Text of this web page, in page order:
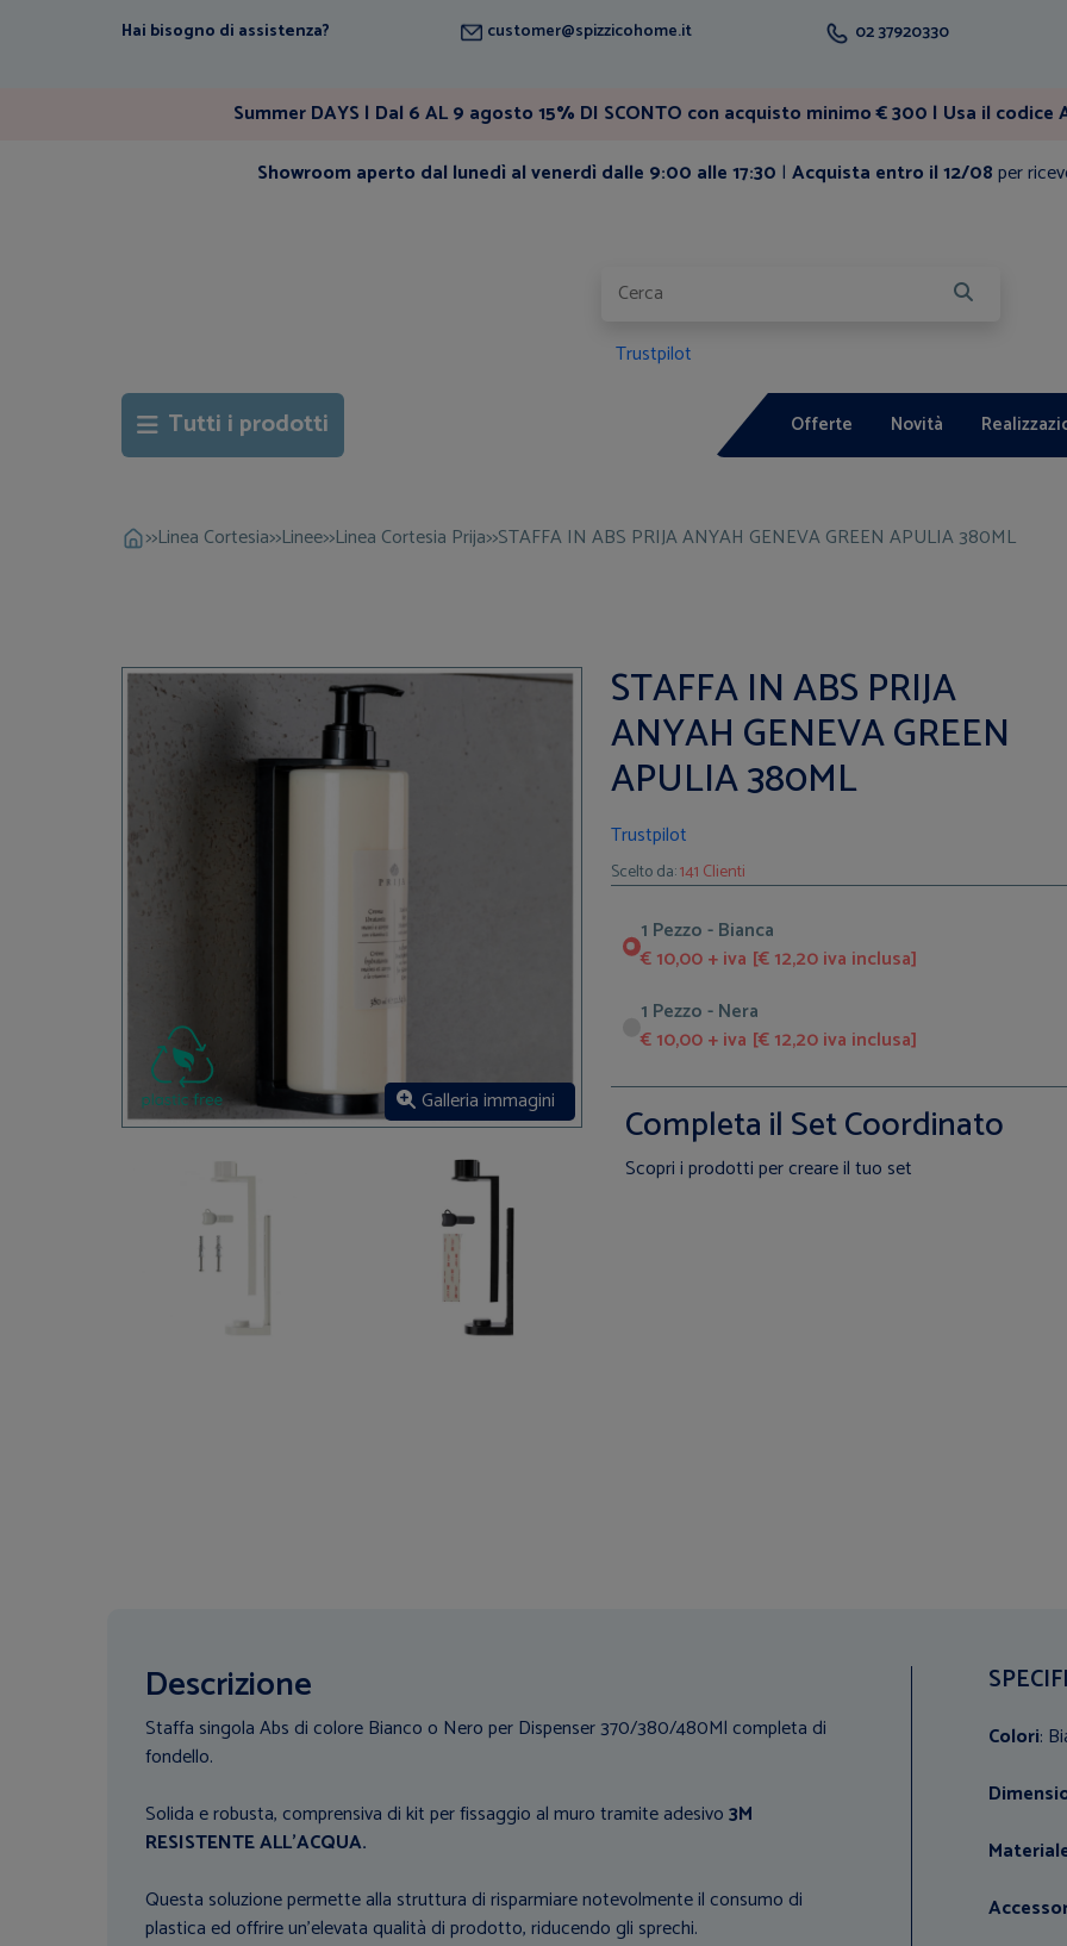
Hai bisogno di assistenza? customer@spizzicohome.it 02 37920330
Summer DAYS | Dal 6 AL 9 agosto 15% DI SCONTO con acquisto minimo € 300 | Usa il codice
Showroom aperto dal lunedì al venerdì dalle 9:00 alle 17:30 | Acquista entro il 12/08per
Trustpilot
Tutti i prodotti Offerte Novità
>>Linea Cortesia>>Linee>>Linea Cortesia Prija>>STAFFA IN ABS PRIJA ANYAH GENEVA GREEN APULIA 380ML
Galleria immagini
STAFFA IN ABS PRIJA
ANYAH GENEVA GREEN
APULIA 380ML
Trustpilot
Scelto da:141 Clienti
1 Pezzo - Bianca
€ 10,00 + iva [€ 12,20 iva inclusa]
1 Pezzo - Nera
€ 10,00 + iva [€ 12,20 iva inclusa]
Completa il Set Coordinato
Scopri i prodotti per creare il tuo set
Descrizione
Staffa singola Abs di colore Bianco o Nero per Dispenser 370/380/480Ml completa di
fondello.
Solida e robusta, comprensiva di kit per fissaggio al muro tramite adesivo3M
RESISTENTE ALL'ACQUA.
Questa soluzione permette alla struttura di risparmiare notevolmente il consumo di
plastica ed offrire un'elevata qualità di prodotto, riducendo gli sprechi.
Colori: